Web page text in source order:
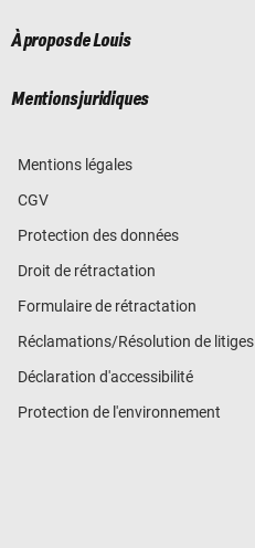
À propos de Louis
Mentions juridiques
Mentions légales
CGV
Protection des données
Droit de rétractation
Formulaire de rétractation
Réclamations/Résolution de litiges
Déclaration d'accessibilité
Protection de l'environnement